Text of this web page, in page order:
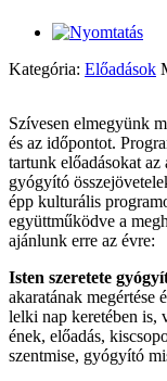
Kategória: Előadások
Szívesen elmegyünk
és az időpontot.
tartunk előadásokat
gyógyító
épp kulturális
együttműködve a
ajánlunk erre az évre:
Isten szeretete
akaratának megértése
lelki nap keretében is,
ének, előadás,
szentmise, gyógyító